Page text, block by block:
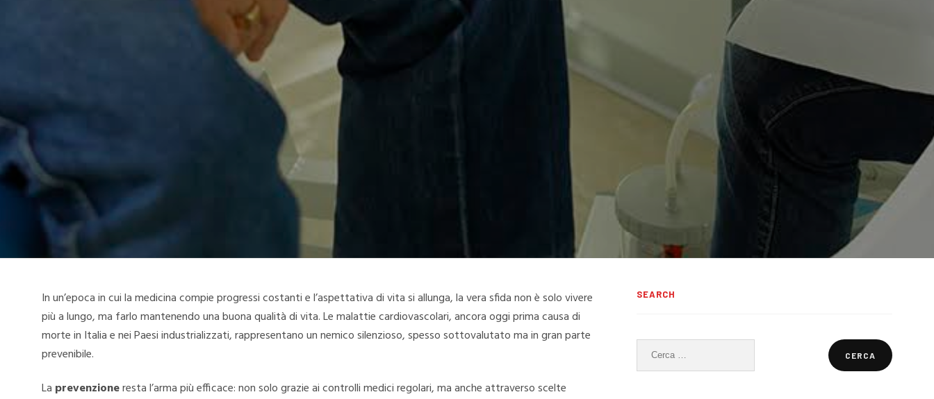
In un’epoca in cui la medicina compie progressi costanti e l’aspettativa di vita si allunga, la vera sfida non è solo vivere
più a lungo, ma farlo mantenendo una buona qualità di vita. Le malattie cardiovascolari, ancora oggi prima causa di
morte in Italia e nei Paesi industrializzati, rappresentano un nemico silenzioso, spesso sottovalutato ma in gran parte
prevenibile.
La prevenzioneresta l’arma più efficace: non solo grazie ai controlli medici regolari, ma anche attraverso scelte
SEARCH
Ricerca
per: